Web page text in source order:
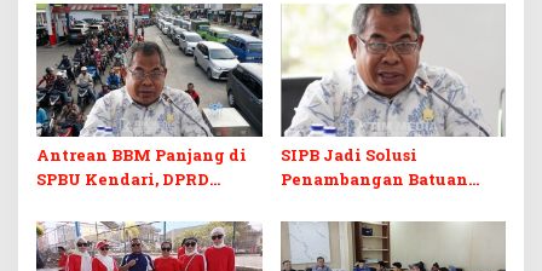
Kuliah Gratis
Digital
Antrean BBM Panjang di
SPBU Kendari, DPRD
Barcode Curang
SIPB Jadi Solusi
Penambangan Batuan
di Sultra